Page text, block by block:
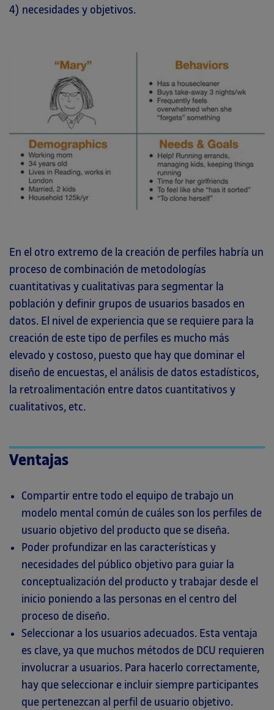
4) necesidades y objetivos.
En el otro extremo de la creación de perfiles habría un
proceso de combinación de metodologías
cuantitativas y cualitativas para segmentar la
población y definir grupos de usuarios basados en
datos. El nivel de experiencia que se requiere para la
creación de este tipo de perfiles es mucho más
elevado y costoso, puesto que hay que dominar el
diseño de encuestas, el análisis de datos estadísticos,
la retroalimentación entre datos cuantitativos y
cualitativos, etc.
Ventajas
Compartir entre todo el equipo de trabajo un
modelo mental común de cuáles son los perfiles de
usuario objetivo del producto que se diseña.
Poder profundizar en las características y
necesidades del público objetivo para guiar la
conceptualización del producto y trabajar desde el
inicio poniendo a las personas en el centro del
proceso de diseño.
Seleccionar a los usuarios adecuados. Esta ventaja
es clave, ya que muchos métodos de DCU requieren
involucrar a usuarios. Para hacerlo correctamente,
hay que seleccionar e incluir siempre participantes
que pertenezcan al perfil de usuario objetivo.